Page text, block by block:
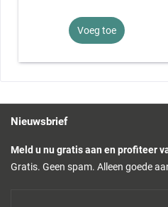
Voeg toe
Nieuwsbrief
Meld u nu gratis aan en profiteer
Gratis. Geen spam. Alleen goede